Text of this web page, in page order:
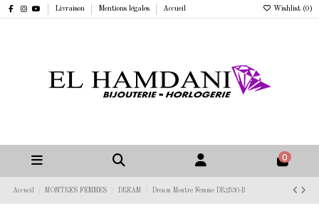
Livraison Mentions légales Accueil Wishlist (0 )
0
Accueil MONTRES FEMMES DREAM Dream Montre Femme DR2530-B